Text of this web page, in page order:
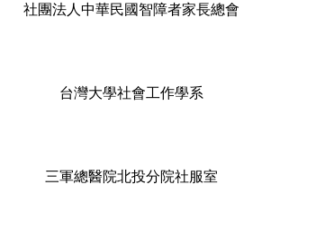
社團法人中華民國智障者家長總會
台灣大學社會工作學系
三軍總醫院北投分院社服室